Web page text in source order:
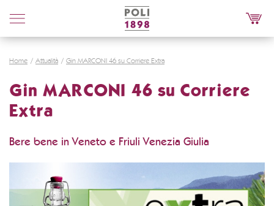
Poli
Distillerie
Home Attualità Gin MARCONI 46 su Corriere Extra
Gin MARCONI 46 su Corriere
Extra
Bere bene in Veneto e Friuli Venezia Giulia